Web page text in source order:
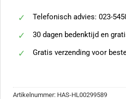
Telefonisch advies: 023-
30 dagen bedenktijd en
Gratis verzending voor
Artikelnummer: HAS-HL00299589